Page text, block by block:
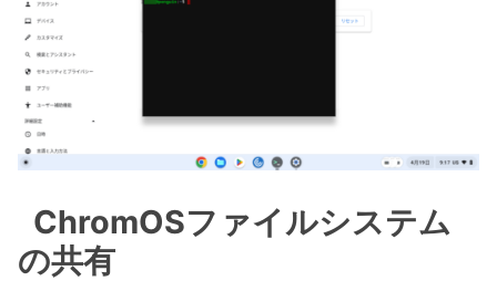
ChromOSファイルシステム
の共有